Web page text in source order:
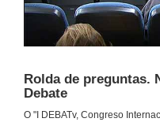
Rolda de preguntas.
Debate
O "I DEBATv, Congreso
1